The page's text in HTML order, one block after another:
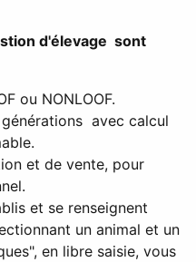
d'élevage sont
ou NONLOOF.
avec calcul
et de vente, pour
et se renseignent
un animal et un
en libre saisie, vous